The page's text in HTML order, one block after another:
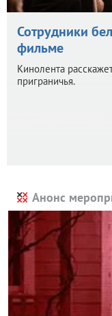
Сотрудники
фильме
Кинолента
приграничья.
Анонс